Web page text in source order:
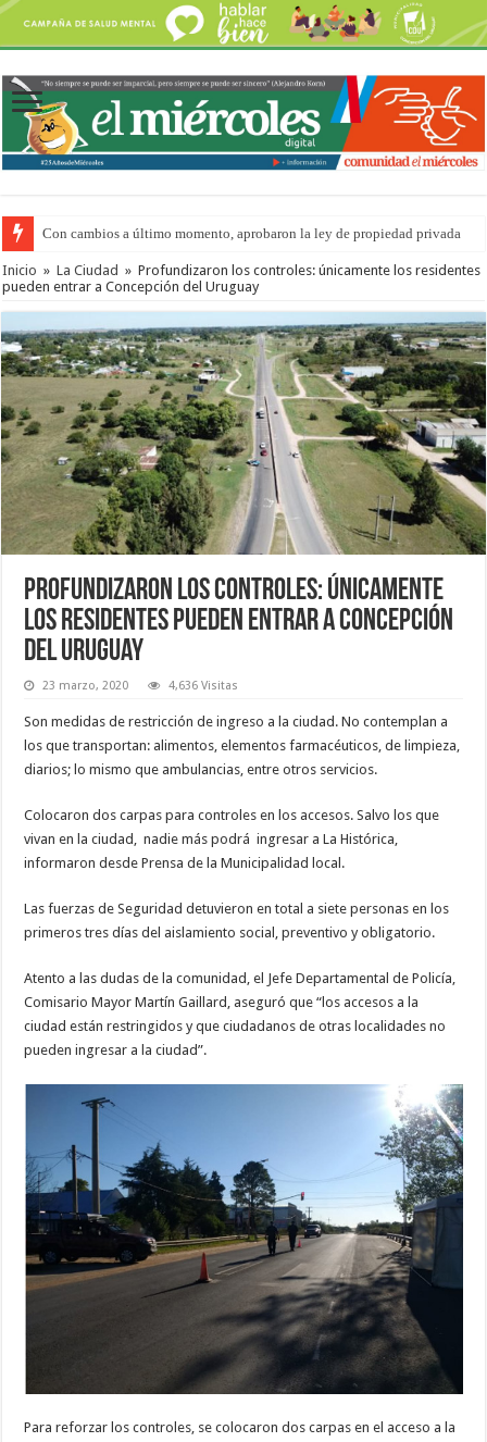
Con cambios a último momento, aprobaron la ley de propiedad privada
Inicio » La Ciudad » Profundizaron los controles: únicamente los residentes
pueden entrar a Concepción del Uruguay
Profundizaron los controles: únicamente
los residentes pueden entrar a Concepción
del Uruguay
23 marzo, 2020 4,636 Visitas
Son medidas de restricción de ingreso a la ciudad. No contemplan a
los que transportan: alimentos, elementos farmacéuticos, de limpieza,
diarios; lo mismo que ambulancias, entre otros servicios.
Colocaron dos carpas para controles en los accesos. Salvo los que
vivan en la ciudad, nadie más podrá ingresar a La Histórica,
informaron desde Prensa de la Municipalidad local.
Las fuerzas de Seguridad detuvieron en total a siete personas en los
primeros tres días del aislamiento social, preventivo y obligatorio.
Atento a las dudas de la comunidad, el Jefe Departamental de Policía,
Comisario Mayor Martín Gaillard, aseguró que “los accesos a la
ciudad están restringidos y que ciudadanos de otras localidades no
pueden ingresar a la ciudad”.
Para reforzar los controles, se colocaron dos carpas en el acceso a la